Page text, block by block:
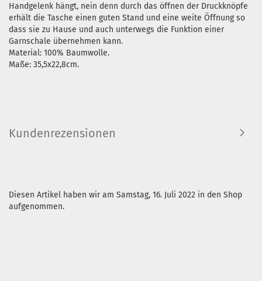
Handgelenk hängt, nein denn durch das öffnen der Druckknöpfe
erhält die Tasche einen guten Stand und eine weite Öffnung so
dass sie zu Hause und auch unterwegs die Funktion einer
Garnschale übernehmen kann.
​Material: 100% Baumwolle.
Maße: 35,5x22,8cm.
Kundenrezensionen
Diesen Artikel haben wir am Samstag, 16. Juli 2022 in den Shop
aufgenommen.